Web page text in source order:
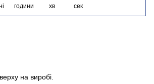
години хв сек
на виробі.